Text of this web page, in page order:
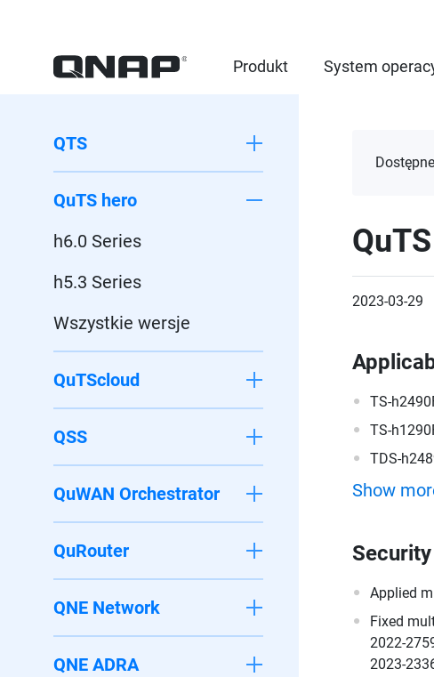
Produkt System
QTS
QuTS hero
h6.0 Series
h5.3 Series
Wszystkie wersje
QuTScloud
QSS
QuWAN Orchestrator
QuRouter
QNE Network
QNE ADRA
2023-03-29
TS-
TS-
TDS-
Show
Applied
Fixed
2022-
2023-